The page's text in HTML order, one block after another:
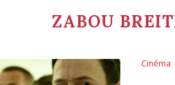
ZABOU
Cinéma